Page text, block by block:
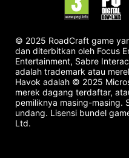
© 2025 RoadCraft game
dan diterbitkan oleh Focus
Entertainment, Sabre
adalah trademark atau
Havok adalah © 2025
merek dagang terdaftar,
pemiliknya masing-masing.
undang. Lisensi bundel
Ltd.